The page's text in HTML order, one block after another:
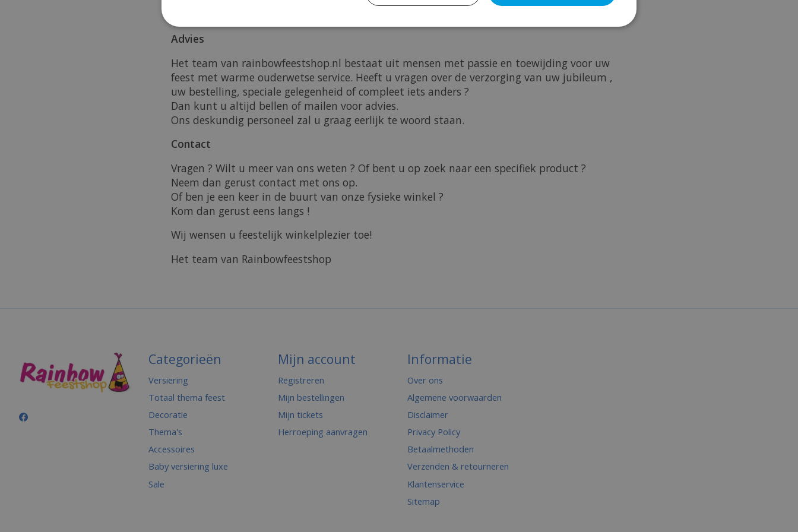
Advies
Het team van rainbowfeestshop.nl bestaat uit mensen met passie en toewijding voor uw
feest met warme ouderwetse service. Heeft u vragen over de verzorging van uw jubileum ,
uw bestelling, speciale gelegenheid of compleet iets anders ?
Dan kunt u altijd bellen of mailen voor advies.
Ons deskundig personeel zal u graag eerlijk te woord staan.
Contact
Vragen ? Wilt u meer van ons weten ? Of bent u op zoek naar een specifiek product ?
Neem dan gerust contact met ons op.
Of ben je een keer in de buurt van onze fysieke winkel ?
Kom dan gerust eens langs !
Wij wensen u feestelijk winkelplezier toe!
Het team van Rainbowfeestshop
Categorieën
Versiering
Totaal thema feest
Decoratie
Thema's
Accessoires
Baby versiering luxe
Sale
Mijn account
Registreren
Mijn bestellingen
Mijn tickets
Herroeping aanvragen
Informatie
Over ons
Algemene voorwaarden
Disclaimer
Privacy Policy
Betaalmethoden
Verzenden & retourneren
Klantenservice
Sitemap